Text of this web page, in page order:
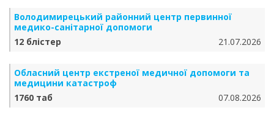
Володимирецький районний центр первинної
медико-санітарної допомоги
12 блістер
21.07.2026
Обласний центр екстреної медичної допомоги та
медицини катастроф
1760 таб
07.08.2026